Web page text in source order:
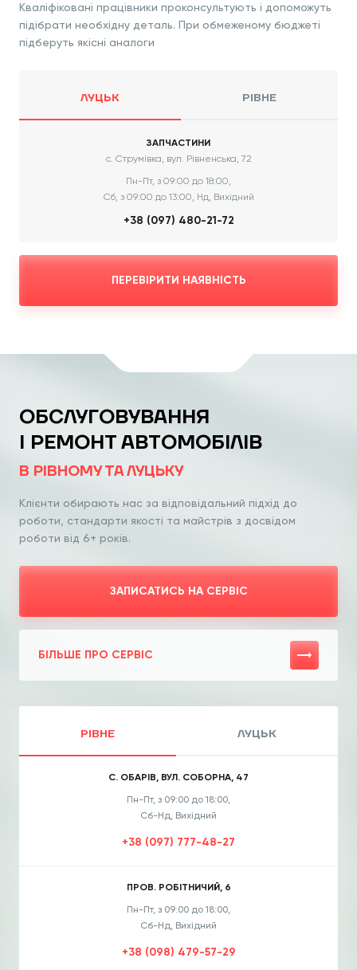
Кваліфіковані працівники проконсультують і допоможуть
підібрати необхідну деталь. При обмеженому бюджеті
підберуть якісні аналоги
ЛУЦЬК РІВНЕ
ЗАПЧАСТИНИ
с. Струмівка, вул. Рівненська, 72
Пн-Пт, з 09:00 до 18:00,
Сб, з 09:00 до 13:00, Нд, Вихідний
+38 (097) 480-21-72
ПЕРЕВІРИТИ НАЯВНІСТЬ
ОБСЛУГОВУВАННЯ
І РЕМОНТ АВТОМОБІЛІВ
В РІВНОМУ ТА ЛУЦЬКУ
Клієнти обирають нас за відповідальний підхід до
роботи, стандарти якості та майстрів з досвідом
роботи від 6+ років.
ЗАПИСАТИСЬ НА СЕРВІС
БІЛЬШЕ ПРО СЕРВІС
РІВНЕ ЛУЦЬК
С. ОБАРІВ, ВУЛ. СОБОРНА, 47
Пн-Пт, з 09:00 до 18:00,
Сб-Нд, Вихідний
+38 (097) 777-48-27
ПРОВ. РОБІТНИЧИЙ, 6
Пн-Пт, з 09:00 до 18:00,
Сб-Нд, Вихідний
+38 (098) 479-57-29